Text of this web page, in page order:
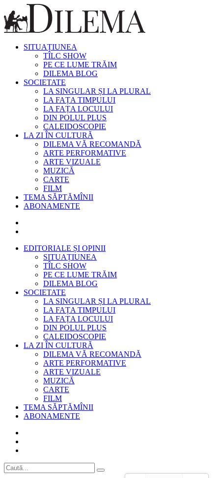
SITUAȚIUNEA
TÎLC SHOW
PE CE LUME TRĂIM
DILEMA BLOG
SOCIETATE
LA SINGULAR ȘI LA PLURAL
LA FAȚA TIMPULUI
LA FAȚA LOCULUI
DIN POLUL PLUS
CALEIDOSCOPIE
LA ZI ÎN CULTURĂ
DILEMA VĂ RECOMANDĂ
ARTE PERFORMATIVE
ARTE VIZUALE
MUZICĂ
CARTE
FILM
TEMA SĂPTĂMÎNII
ABONAMENTE
EDITORIALE ȘI OPINII
SITUAȚIUNEA
TÎLC SHOW
PE CE LUME TRĂIM
DILEMA BLOG
SOCIETATE
LA SINGULAR ȘI LA PLURAL
LA FAȚA TIMPULUI
LA FAȚA LOCULUI
DIN POLUL PLUS
CALEIDOSCOPIE
LA ZI ÎN CULTURĂ
DILEMA VĂ RECOMANDĂ
ARTE PERFORMATIVE
ARTE VIZUALE
MUZICĂ
CARTE
FILM
TEMA SĂPTĂMÎNII
ABONAMENTE